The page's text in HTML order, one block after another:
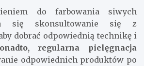
do farbowania siwych
się skonsultowanie się z
dobrać odpowiednią technikę i
regularna pielęgnacja
odpowiednich produktów po